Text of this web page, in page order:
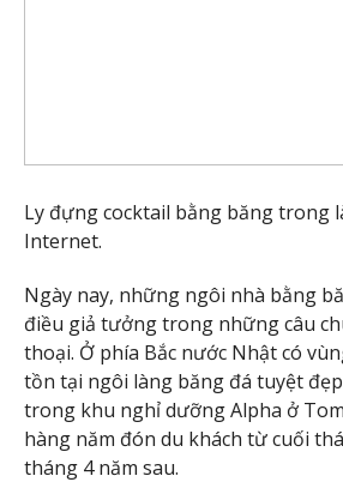
Ly đựng cocktail bằng băng trong
Internet.
Ngày nay, những ngôi nhà bằng
điều giả tưởng trong những câu
thoại. Ở phía Bắc nước Nhật có
tồn tại ngôi làng băng đá tuyệt
trong khu nghỉ dưỡng Alpha ở
hàng năm đón du khách từ cuối
tháng 4 năm sau.